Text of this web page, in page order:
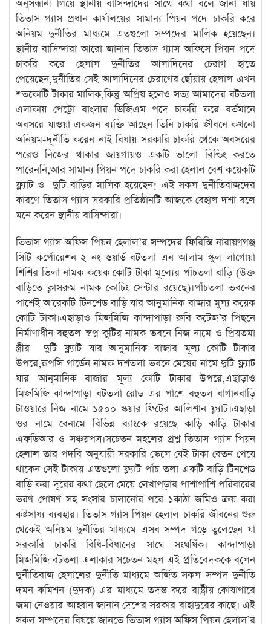
অনুসন্ধানী গিয়ে স্থানীয় বাসিন্দাদের সাথে কথা বলে জানা যায়
তিতাস গ্যাস প্রধান কার্যালয়ের সামান্য পিয়ন পদে চাকরি করে
অনিয়ম দুর্নীতির মাধ্যমে এতগুলো সম্পদের মালিক হয়েছেন।
স্থানীয় বাসিন্দারা আরো জানান তিতাস গ্যাস অফিসে পিয়ন পদে
চাকরি করে হেলাল দুর্নীতির আলাদিনের চেরাগ হাতে
পেয়েছেন,দুর্নীতির সেই আলাদিনের চেরাগের ছোঁয়ায় হেলাল এখন
শতকোটি টাকার মালিক,কিন্তু অপ্রিয় হলেও সত্য আমাদের বটতলা
এলাকায় পেট্রো বাংলার ডিজিএম পদে চাকরি করে বর্তমানে
অবসরে যাওয়া একজন ব্যক্তি আছেন তিনি চাকরি জীবনে কখনো
অনিয়ম-দূর্নীতি করেন নাই বিধায় সরকারি চাকরি থেকে অবসরের
পরেও নিজের থাকার জায়গায়ও একটি ভালো বিল্ডিং করতে
পারেননি,আর সামান্য পিয়ন পদে চাকরি করা হেলাল বেশ কয়েকটি
ফ্ল্যাট ও দুটি বাড়ির মালিক হয়েছেন! এই সকল দুর্নীতিবাজদের
কারণে তিতাস গ্যাস সরকারি প্রতিষ্ঠানটি আজকে বেহাল দশা বলে
মনে করেন স্থানীয় বাসিন্দারা।
তিতাস গ্যাস অফিস পিয়ন হেলাল’র সম্পদের ফিরিস্তি নারায়ণগঞ্জ
সিটি কর্পোরেশন ২ নং ওয়ার্ড বটতলা এন আলাম স্কুল লাগোয়া
শিশির ভিলা নামক কয়েক কোটি টাকা মূল্যের পাঁচতলা বাড়ি (উক্ত
বাড়িতে ক্লাসরুম নামক কোচিং সেন্টার রয়েছে)।পাঁচতলা ভবনের
পাশেই আরেকটি টিনশেড বাড়ি যার আনুমানিক বাজার মূল্য কয়েক
কোটি টাকা।এছাড়াও মিজমিজি কান্দাপাড়া রুবি কটেজ’র পিছনে
নির্মাণাধীন বহুতল স্বপ্ন কুটির নামক ভবনে নিজ নামে ও প্রিয়তমা
স্ত্রীর দুটি ফ্ল্যাট যার আনুমানিক বাজার মূল্য কোটি টাকার
উপরে,রূপসি গার্ডেন নামক দশতলা ভবনে মেয়ের নামে দুটি ফ্ল্যাট
যার আনুমানিক বাজার মূল্য কোটি টাকার উপরে,এছাড়াও
মিজমিজি কান্দাপাড়া বটতলা রোড এর পাশে বহুতল বাগানবাড়ি
টাওয়ারে নিজ নামে ১৫০০ স্কয়ার ফিটের আলিশান ফ্ল্যাট।এছাড়া
ওর নামে বেনামে বিভিন্ন ব্যাংকে রয়েছে কাড়ি কাড়ি টাকার
এফডিআর ও সঞ্চয়পত্র।সচেতন মহলের প্রশ্ন তিতাস গ্যাস পিয়ন
হেলাল তার পদবি অনুযায়ী সরকারি স্কেলে যেই টাকা বেতন পেয়ে
থাকেন সেই টাকায় এতগুলো ফ্ল্যাট পাঁচ তলা একটি বাড়ি টিনশেড
বাড়ি করা দূরের কথা ছেলে মেয়ে লেখাপড়ার পাশাপাশি পরিবারের
ভরণ পোষণ সহ সংসার চালানোর পরে ১কাঠা জমিও ক্রয় করা
কষ্টসাধ্য ব্যবহার। তিতাস গ্যাস পিয়ন হেলাল চাকরি জীবনের শুরু
থেকেই অনিয়ম দুর্নীতির মাধ্যমে এসব সম্পদ গড়ে তুলেছেন যা
সরকারি চাকরি বিধি-বিধানের সাথে সংঘর্ষিক। কান্দাপাড়া
মিজমিজি বটতলা এলাকার সচেতন মহল এই প্রতিবেদককে বলেন
দুর্নীতিবাজ হেলালের দুর্নীতি মাধ্যমে অর্জিত সকল সম্পদ দুর্নীতি
দমন কমিশন (দুদক) এর মাধ্যমে তদন্ত করে রাষ্ট্রীয় কোষাগারে
জমা নেওয়ার আহ্বান জানান দেশের সরকার বাহাদুরের কাছে। এই
সকল সম্পদের বিষয়ে জানতে তিতাস গ্যাস অফিস পিয়ন হেলাল’র